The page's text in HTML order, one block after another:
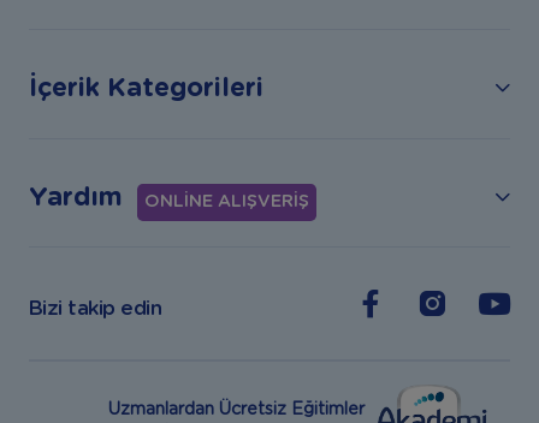
İçerik Kategorileri
Yardım ONLİNE ALIŞVERİŞ
Bizi takip edin
Uzmanlardan Ücretsiz Eğitimler